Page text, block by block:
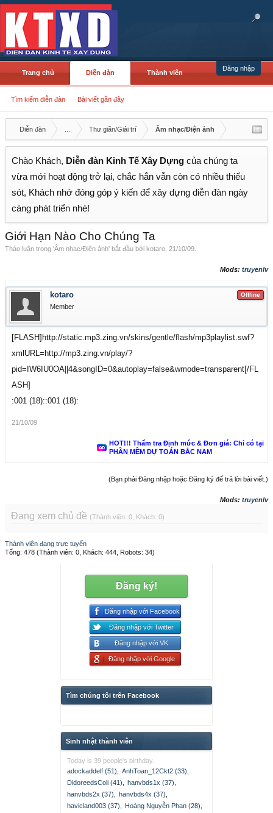
Đăng nhập
Trang chủ Diễn đàn
Tìm kiếm diễn đàn Bài viết gần đây
Thành viên
Diễn đàn Thư giãn/Giải trí Âm nhạc/Điện ảnh
Chào Khách, Diễn đàn Kinh Tế Xây Dựng của chúng ta
vừa mới hoạt động trở lại, chắc hẳn vẫn còn có nhiều thiếu
sót, Khách nhớ đóng góp ý kiến để xây dựng diễn đàn ngày
càng phát triển nhé!
Giới Hạn Nào Cho Chúng Ta
Thảo luận trong 'Âm nhạc/Điện ảnh' bắt đầu bởi kotaro 21/10/09
Mods: truyenlv
Offline
kotaro
Member
[FLASH]http://static.mp3.zing.vn/skins/gentle/flash/mp3playlist.swf?
xmlURL=http://mp3.zing.vn/play/?
pid=IW6IU0OA||4&songID=0&autoplay=false&wmode=transparent[/FL
ASH]
:001 (18)::001 (18):
21/10/09
HOT!!! Thẩm tra Định mức & Đơn giá: Chỉ có tại
PHẦN MỀM DỰ TOÁN BẮC NAM
(Bạn phải Đăng nhập hoặc Đăng ký để trả lời bài viết.)
Mods: truyenlv
Đang xem chủ đề (Thành viên: 0, Khách: 0)
Thành viên đang trực tuyến
Tổng: 478 (Thành viên: 0, Khách: 444, Robots: 34)
Đăng ký!
Đăng nhập với Facebook
Đăng nhập với Twitter
Đăng nhập với VK
Đăng nhập với Google
Tìm chúng tôi trên Facebook
Sinh nhật thành viên
Today is 39 people's birthday.
adockaddelf (51)
AnhToan_12Ckt2 (33)
DidoreedsColi (41)
hanvbds1x (37)
hanvbds2x (37)
hanvbds4x (37)
havicland003 (37)
Hoàng Nguyễn Phan (28)